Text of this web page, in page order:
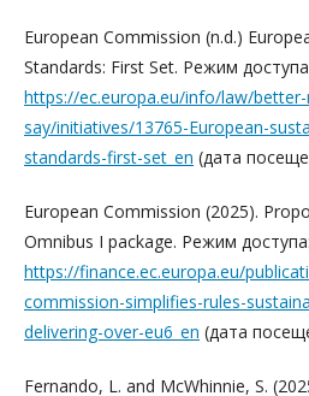
European Commission (n.d.)
Standards: First Set. Режим
https://ec.europa.eu/info/law/
say/initiatives/13765-European-
standards-first-set_en (дата
European Commission (2025).
Omnibus I package. Режим доступа:
https://finance.ec.europa.eu/
commission-simplifies-rules-
delivering-over-eu6_en (дата
Fernando, L. and McWhinnie, S.